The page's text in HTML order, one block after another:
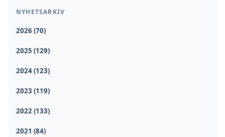
NYHETSARKIV
2026 (70)
2025 (129)
2024 (123)
2023 (119)
2022 (133)
2021 (84)